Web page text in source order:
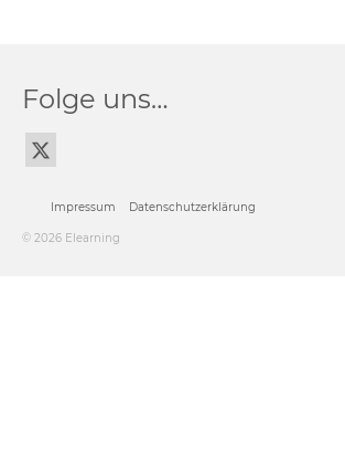
Folge uns…
Impressum Datenschutzerklärung
© 2026 Elearning